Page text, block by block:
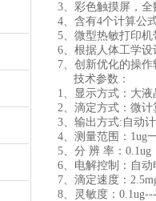
3、彩色触摸屏，
4、含有4个计算公
5、微型热敏打印
6、根据人体工学
7、创新优化的操
技术参数：
1、显示方式：大
2、滴定方式：微
3、输出方式:自动
4、测量范围：1ug
5、分 辨 率：0.1ug
6、电解控制：自
7、滴定速度：
8、灵敏度：